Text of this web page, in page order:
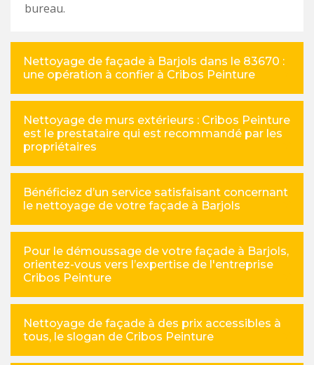
bureau.
Nettoyage de façade à Barjols dans le 83670 :
une opération à confier à Cribos Peinture
Nettoyage de murs extérieurs : Cribos Peinture
est le prestataire qui est recommandé par les
propriétaires
Bénéficiez d’un service satisfaisant concernant
le nettoyage de votre façade à Barjols
Pour le démoussage de votre façade à Barjols,
orientez-vous vers l’expertise de l'entreprise
Cribos Peinture
Nettoyage de façade à des prix accessibles à
tous, le slogan de Cribos Peinture